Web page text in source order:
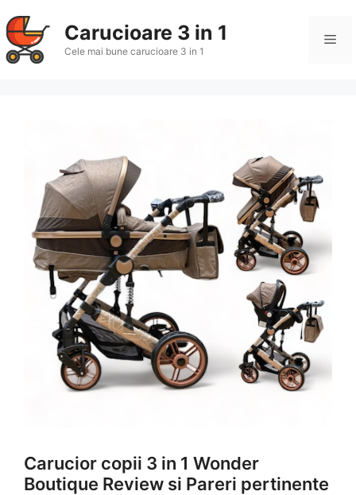
la
conținut
Carucioare 3 in 1
Cele mai bune carucioare 3 in 1
Carucior copii 3 in 1 Wonder
Boutique Review si Pareri pertinente